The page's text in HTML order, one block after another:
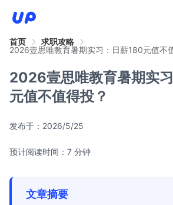
首页
求职攻略
2026壹思唯教育暑期实习：日薪180元值不
2026壹思唯教育暑期实
元值不值得投？
发布于： 2026/5/25
预计阅读时间：7 分钟
文章摘要